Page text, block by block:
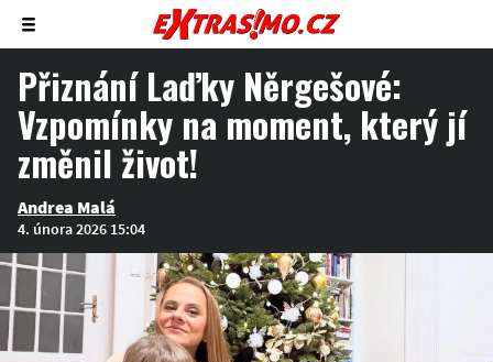
Zobrazit/skrýt
menu
Přiznání Laďky Něrgešové:
Vzpomínky na moment, který jí
změnil život!
Andrea Malá
4. února 2026 15:04